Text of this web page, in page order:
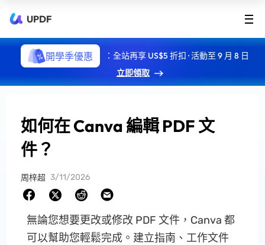
UPDF
開學季優惠
：全站再享 US$5 折扣 · 活動至 9 月 8 日
立即領取
如何在 Canva 編輯 PDF 文
件？
周梓超 3/11/2026
無論您想要更改或修改 PDF 文件，Canva 都
可以幫助您輕鬆完成。建立指南、工作文件